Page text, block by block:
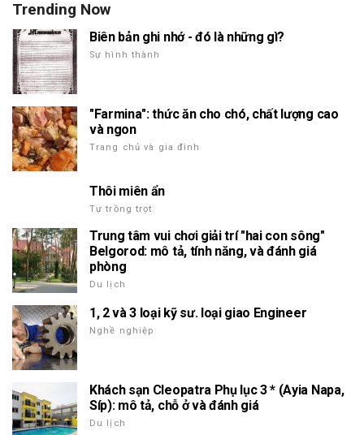
Trending Now
Biên bản ghi nhớ - đó là những gì?
Sự hình thành
"Farmina": thức ăn cho chó, chất lượng cao
và ngon
Trang chủ và gia đình
Thôi miên ẩn
Tự trồng trọt
Trung tâm vui chơi giải trí "hai con sông"
Belgorod: mô tả, tính năng, và đánh giá
phòng
Du lịch
1, 2 và 3 loại kỹ sư. loại giao Engineer
Nghề nghiệp
Khách sạn Cleopatra Phụ lục 3 * (Ayia Napa,
Síp): mô tả, chỗ ở và đánh giá
Du lịch